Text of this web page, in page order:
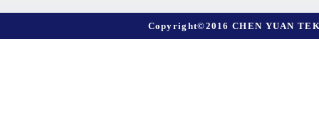
Copyright©2016 CHEN YUAN